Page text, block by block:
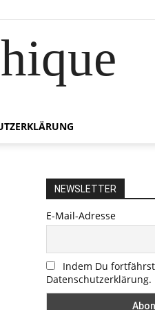
NEWSLETTER
E-Mail-Adresse
Indem Du
Datenschutzerklärung.